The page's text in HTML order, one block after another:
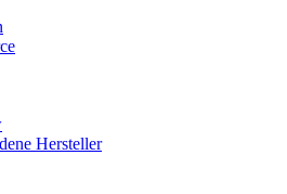
Hersteller